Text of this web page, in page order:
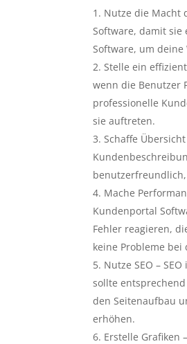
Nutze die Macht
Software, damit
Software, um
Stelle ein
wenn die Benutzer
professionelle
sie auftreten.
Schaffe
Mache
Kundenportal
Fehler reagieren,
keine Probleme
Nutze SEO –
sollte
den Seitenaufbau
erhöhen.
Erstelle Grafiken